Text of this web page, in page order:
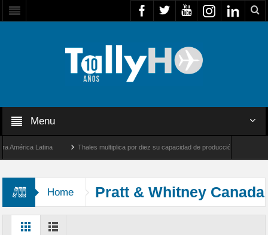
Menu
Latina Thales multiplica por diez su capacidad de producción de radares en
Home Pratt & Whitney Canada